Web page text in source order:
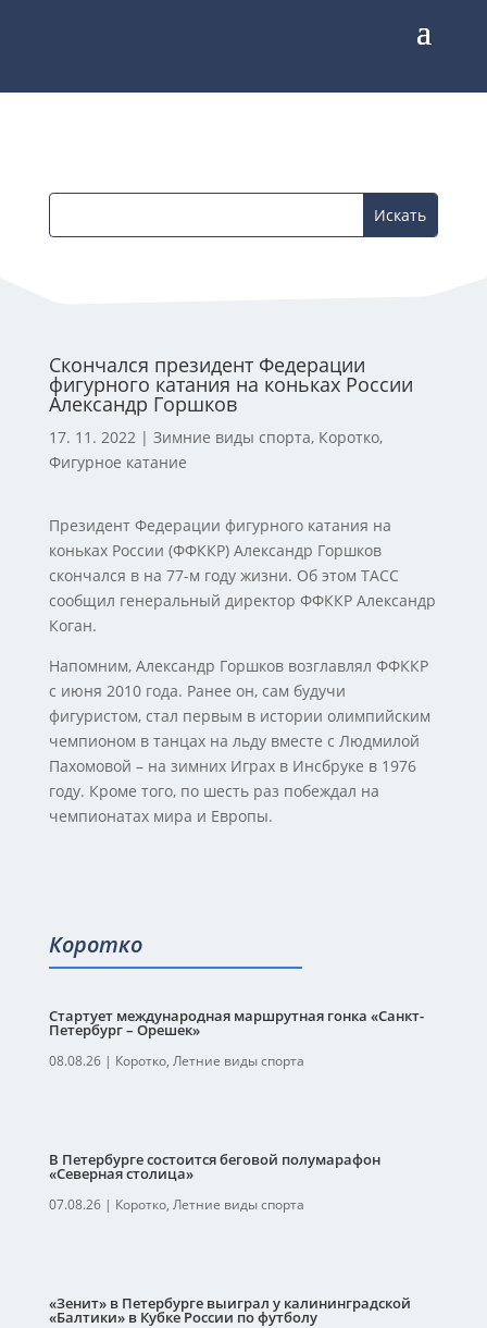
Скончался президент Федерации
фигурного катания на коньках России
Александр Горшков
17. 11. 2022| Зимние виды спорта, Коротко,
Фигурное катание
Президент Федерации фигурного катания на
коньках России (ФФККР) Александр Горшков
скончался в на 77-м году жизни. Об этом ТАСС
сообщил генеральный директор ФФККР Александр
Коган.
Напомним, Александр Горшков возглавлял ФФККР
с июня 2010 года. Ранее он, сам будучи
фигуристом, стал первым в истории олимпийским
чемпионом в танцах на льду вместе с Людмилой
Пахомовой – на зимних Играх в Инсбруке в 1976
году. Кроме того, по шесть раз побеждал на
чемпионатах мира и Европы.
Коротко
Стартует международная маршрутная гонка «Санкт-
Петербург – Орешек»
08.08.26| Коротко, Летние виды спорта
В Петербурге состоится беговой полумарафон
«Северная столица»
07.08.26| Коротко, Летние виды спорта
«Зенит» в Петербурге выиграл у калининградской
«Балтики» в Кубке России по футболу